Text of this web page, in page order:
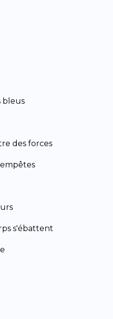
bleus
des forces
s'ébattent